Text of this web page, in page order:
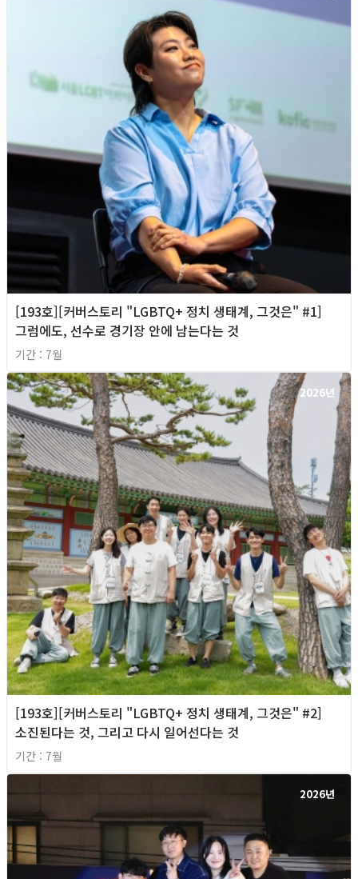
[193호][커버스토리 "LGBTQ+ 정치 생태계, 그것은" #1]
그럼에도, 선수로 경기장 안에 남는다는 것
기간 : 7월
2026년
[193호][커버스토리 "LGBTQ+ 정치 생태계, 그것은" #2]
소진된다는 것, 그리고 다시 일어선다는 것
기간 : 7월
2026년